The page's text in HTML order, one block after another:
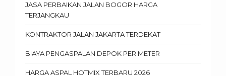
JASA PERBAIKAN JALAN BOGOR HARGA
TERJANGKAU
KONTRAKTOR JALAN JAKARTA TERDEKAT
BIAYA PENGASPALAN DEPOK PER METER
HARGA ASPAL HOTMIX TERBARU 2026